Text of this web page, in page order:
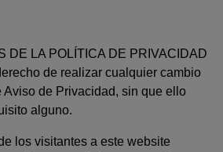
DE LA POLÍTICA DE PRIVACIDAD
de realizar cualquier cambio
Aviso de Privacidad, sin que ello
alguno.
los visitantes a este website